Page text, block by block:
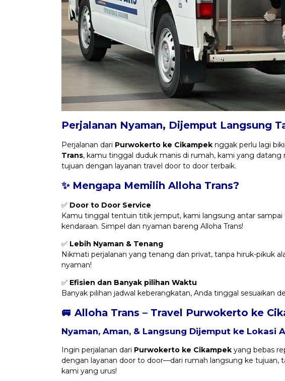
Perjalanan Nyaman, Dijemput Langsung
Perjalanan dari Purwokerto ke Cikampek nggak perlu lagi
Trans, kamu tinggal duduk manis di rumah, kami yang
tujuan dengan layanan travel door to door terbaik.
✨ Mengapa Memilih Alloha Trans?
✅ Door to Door Service
Kamu tinggal tentuin titik jemput, kami langsung antar
kendaraan. Simpel dan nyaman bareng Alloha Trans!
✅ Lebih Nyaman & Tenang
Nikmati perjalanan yang tenang dan privat, tanpa hiruk-pikuk
nyaman!
✅ Efisien dan Banyak pilihan Waktu
Banyak pilihan jadwal keberangkatan, Anda tinggal sesuaikan
🚐 Alloha Trans – Travel Purwokerto ke
Nyaman, Aman, & Langsung Dijemput ke Lokasi
Ingin perjalanan dari Purwokerto ke Cikampek yang bebas
dengan layanan door to door—dari rumah langsung ke tujuan,
kami yang urus!